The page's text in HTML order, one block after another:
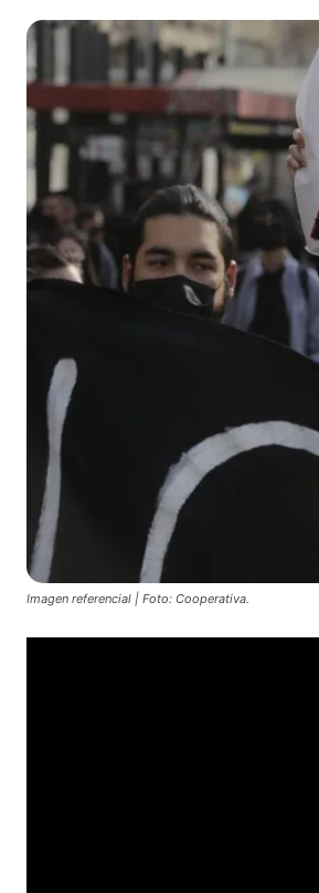
Imagen referencial | Foto: Cooperativa.